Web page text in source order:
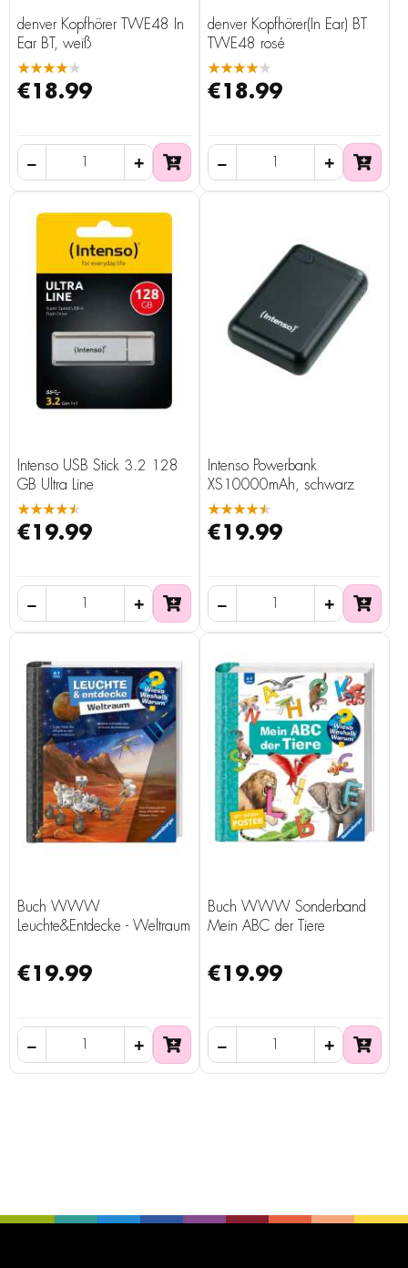
denver Kopfhörer TWE48 In
Ear BT, weiß
★★★★★
€18.99
denver Kopfhörer(In Ear) BT
TWE48 rosé
★★★★★
€18.99
Intenso USB Stick 3.2 128
GB Ultra Line
★★★★★
€19.99
Intenso Powerbank
XS10000mAh, schwarz
★★★★★
€19.99
Buch WWW
Leuchte&Entdecke - Weltraum
€19.99
Buch WWW Sonderband
Mein ABC der Tiere
€19.99